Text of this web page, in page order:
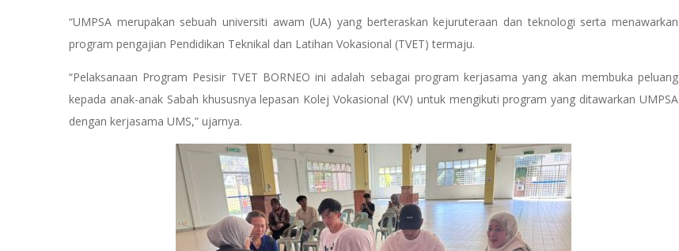
“UMPSA merupakan sebuah universiti awam (UA) yang berteraskan kejuruteraan dan teknologi serta menawarkan
program pengajian Pendidikan Teknikal dan Latihan Vokasional (TVET) termaju.
“Pelaksanaan Program Pesisir TVET BORNEO ini adalah sebagai program kerjasama yang akan membuka peluang
kepada anak-anak Sabah khususnya lepasan Kolej Vokasional (KV) untuk mengikuti program yang ditawarkan UMPSA
dengan kerjasama UMS,” ujarnya.